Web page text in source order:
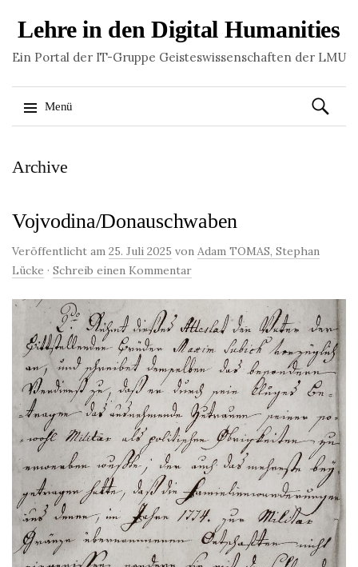
Lehre in den Digital Humanities
Ein Portal der IT-Gruppe Geisteswissenschaften der LMU
Menü
zum
Suchen
nach:
Archive
Vojvodina/Donauschwaben
Veröffentlicht am 25. Juli 2025 von Adam TOMAS, Stephan
Lücke · Schreib einen Kommentar